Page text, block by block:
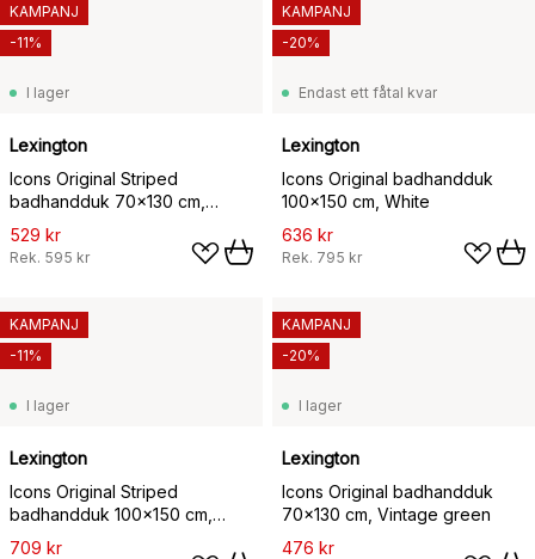
I lager
Lexington
Icons Original Striped
badhandduk 70x130 cm,
White-gray
529 kr
Rek. 595 kr
KAMPANJ
-11%
Endast ett fåtal kvar
Lexington
Icons Original badhandduk
100x150 cm, White
636 kr
Rek. 795 kr
KAMPANJ
-20%
I lager
Lexington
Icons Original Striped
badhandduk 100x150 cm,
White-gray
709 kr
KAMPANJ
-11%
I lager
Lexington
Icons Original badhandduk
70x130 cm, Vintage green
476 kr
KAMPANJ
-20%